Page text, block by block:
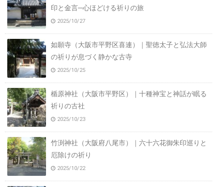
印と金言─心ほどける祈りの旅
2025/10/27
如願寺（大阪市平野区喜連）｜聖徳太子と弘法大師
の祈りが息づく静かな古寺
2025/10/25
楯原神社（大阪市平野区）｜十種神宝と神話が眠る
祈りの古社
2025/10/23
竹渕神社（大阪府八尾市）｜六十六花御朱印巡りと
厄除けの祈り
2025/10/22